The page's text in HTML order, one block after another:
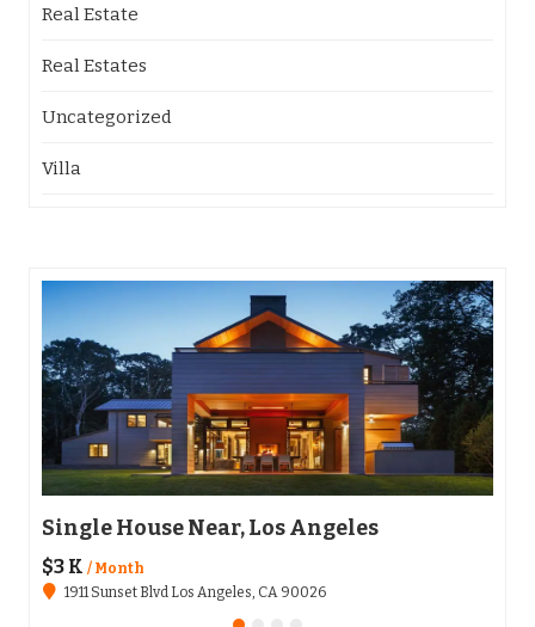
Real Estate
Real Estates
Uncategorized
Villa
Single House Near, Los Angeles
$3 K / Month
1911 Sunset Blvd Los Angeles, CA 90026